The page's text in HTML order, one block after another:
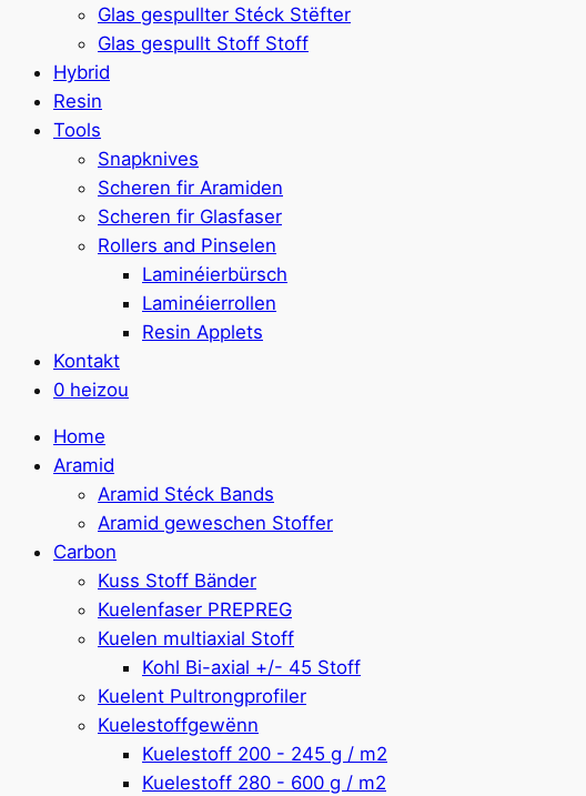
Glas gespullter Stéck Stëfter
Glas gespullt Stoff Stoff
Hybrid
Resin
Tools
Snapknives
Scheren fir Aramiden
Scheren fir Glasfaser
Rollers and Pinselen
Laminéierbürsch
Laminéierrollen
Resin Applets
Kontakt
0 heizou
Home
Aramid
Aramid Stéck Bands
Aramid geweschen Stoffer
Carbon
Kuss Stoff Bänder
Kuelenfaser PREPREG
Kuelen multiaxial Stoff
Kohl Bi-axial +/- 45 Stoff
Kuelent Pultrongprofiler
Kuelestoffgewënn
Kuelestoff 200 - 245 g / m2
Kuelestoff 280 - 600 g / m2